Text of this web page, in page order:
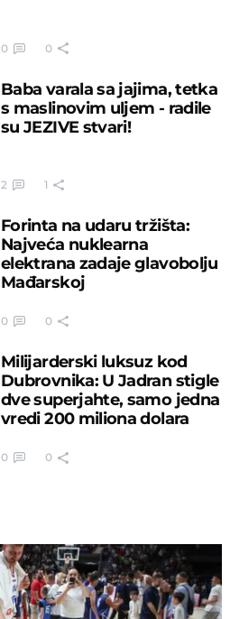
0 0
Baba varala sa jajima, tetka
s maslinovim uljem - radile
su JEZIVE stvari!
2 1
Forinta na udaru tržišta:
Najveća nuklearna
elektrana zadaje glavobolju
Mađarskoj
0 0
Milijarderski luksuz kod
Dubrovnika: U Jadran stigle
dve superjahte, samo jedna
vredi 200 miliona dolara
0 0